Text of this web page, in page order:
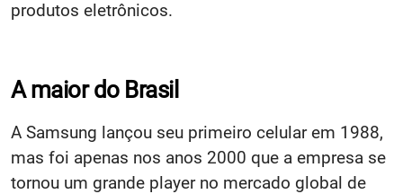
produtos eletrônicos.
A maior do Brasil
A Samsung lançou seu primeiro celular em 1988,
mas foi apenas nos anos 2000 que a empresa se
tornou um grande player no mercado global de